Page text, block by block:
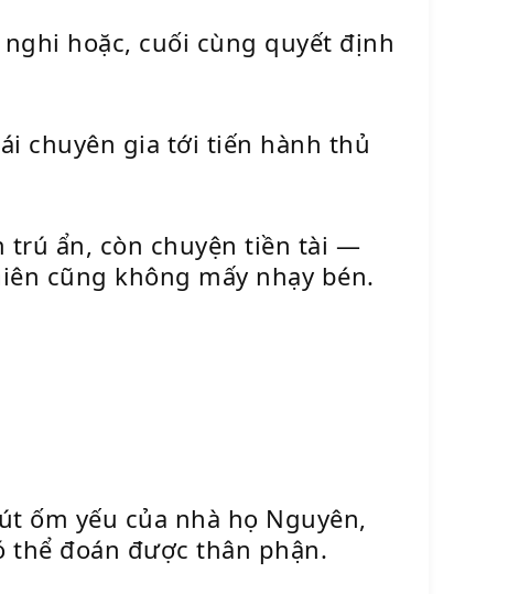
hoặc, cuối cùng quyết định
chuyên gia tới tiến hành thủ
trú ẩn, còn chuyện tiền tài —
cũng không mấy nhạy bén.
ốm yếu của nhà họ Nguyên,
thể đoán được thân phận.